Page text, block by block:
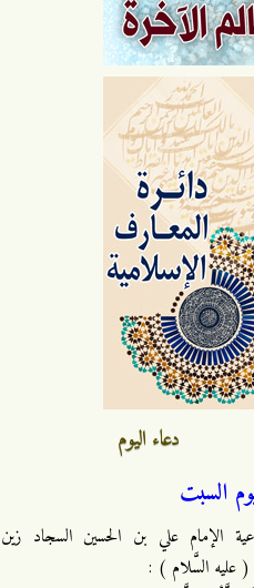
دعاء اليوم
السبت
الإمام علي بن الحسين السجاد زين
( عليه السَّلام ) :